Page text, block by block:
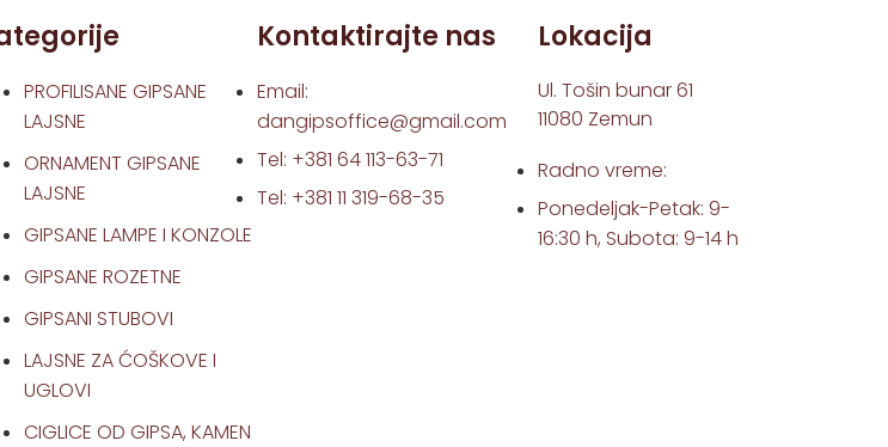
PROFILISANE GIPSANE
LAJSNE
ORNAMENT GIPSANE
LAJSNE
GIPSANE LAMPE I KONZOLE
GIPSANE ROZETNE
GIPSANI STUBOVI
LAJSNE ZA ĆOŠKOVE I
UGLOVI
CIGLICE OD GIPSA, KAMEN
Kontaktirajte nas
Email:
dangipsoffice@gmail.com
Tel: +381 64 113-63-71
Tel: +381 11 319-68-35
Lokacija
Ul. Tošin bunar 61
11080 Zemun
Radno vreme:
Ponedeljak-Petak: 9-
16:30 h, Subota: 9-14 h